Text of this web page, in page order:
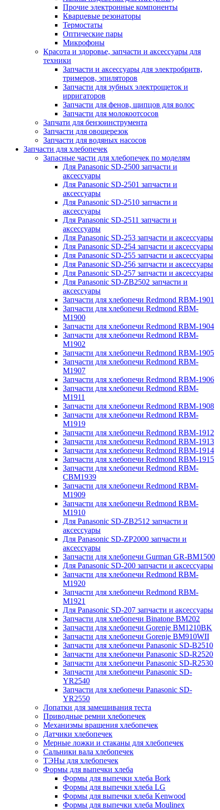
Прочие электронные компоненты
Кварцевые резонаторы
Термостаты
Оптические пары
Микрофоны
Красота и здоровье, запчасти и аксессуары для
техники
Запчасти и аксессуары для электробритв,
тримеров, эпиляторов
Запчасти для зубных электрощеток и
ирригаторов
Запчасти для фенов, щипцов для волос
Запчасти для молокоотсосов
Запчати для бензоинструмента
Запчасти для овощерезок
Запчасти для водяных насосов
Запчасти для хлебопечек
Запасные части для хлебопечек по моделям
Для Panasonic SD-2500 запчасти и
аксессуары
Для Panasonic SD-2501 запчасти и
аксессуары
Для Panasonic SD-2510 запчасти и
аксессуары
Для Panasonic SD-2511 запчасти и
аксессуары
Для Panasonic SD-253 запчасти и аксессуары
Для Panasonic SD-254 запчасти и аксессуары
Для Panasonic SD-255 запчасти и аксессуары
Для Panasonic SD-256 запчасти и аксессуары
Для Panasonic SD-257 запчасти и аксессуары
Для Panasonic SD-ZB2502 запчасти и
аксессуары
Запчасти для хлебопечи Redmond RBM-1901
Запчасти для хлебопечи Redmond RBM-
M1900
Запчасти для хлебопечи Redmond RBM-1904
Запчасти для хлебопечи Redmond RBM-
M1902
Запчасти для хлебопечи Redmond RBM-1905
Запчасти для хлебопечи Redmond RBM-
M1907
Запчасти для хлебопечи Redmond RBM-1906
Запчасти для хлебопечи Redmond RBM-
M1911
Запчасти для хлебопечи Redmond RBM-1908
Запчасти для хлебопечи Redmond RBM-
M1919
Запчасти для хлебопечи Redmond RBM-1912
Запчасти для хлебопечи Redmond RBM-1913
Запчасти для хлебопечи Redmond RBM-1914
Запчасти для хлебопечи Redmond RBM-1915
Запчасти для хлебопечи Redmond RBM-
CBM1939
Запчасти для хлебопечи Redmond RBM-
M1909
Запчасти для хлебопечи Redmond RBM-
M1910
Для Panasonic SD-ZB2512 запчасти и
аксессуары
Для Panasonic SD-ZP2000 запчасти и
аксессуары
Запчасти для хлебопечи Gurman GR-BM1500
Для Panasonic SD-200 запчасти и аксессуары
Запчасти для хлебопечи Redmond RBM-
M1920
Запчасти для хлебопечи Redmond RBM-
M1921
Для Panasonic SD-207 запчасти и аксессуары
Запчасти для хлебопечи Binatone BM202
Запчасти для хлебопечи Gorenje BM1210BK
Запчасти для хлебопечи Gorenje BM910WII
Запчасти для хлебопечи Panasonic SD-B2510
Запчасти для хлебопечи Panasonic SD-R2520
Запчасти для хлебопечи Panasonic SD-R2530
Запчасти для хлебопечи Panasonic SD-
YR2540
Запчасти для хлебопечи Panasonic SD-
YR2550
Лопатки для замешивания теста
Приводные ремни хлебопечек
Механизмы вращения хлебопечек
Датчики хлебопечек
Мерные ложки и стаканы для хлебопечек
Сальники вала хлебопечек
ТЭНы для хлебопечек
Формы для выпечки хлеба
Формы для выпечки хлеба Bork
Формы для выпечки хлеба LG
Формы для выпечки хлеба Kenwood
Формы для выпечки хлеба Moulinex